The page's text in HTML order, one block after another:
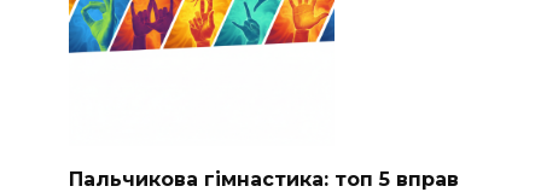
Пальчикова гімнастика: топ 5 вправ